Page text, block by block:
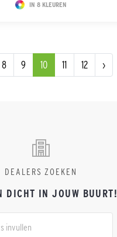
IN 8 KLEUREN
8 9 10 11 12 ›
DEALERS ZOEKEN
DICHT IN JOUW BUURT!